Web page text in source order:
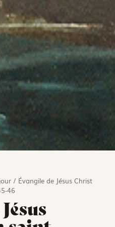
/ Évangile de Jésus Christ
46